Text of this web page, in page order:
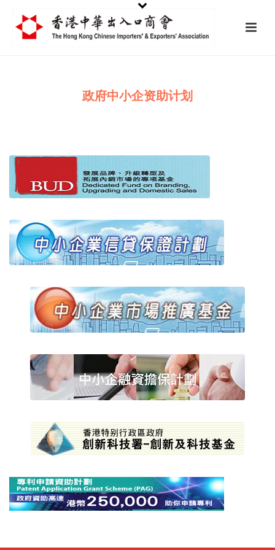
政府中小企资助计划